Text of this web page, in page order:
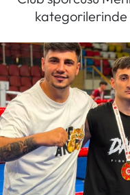
kategorilerinde
Röportaj
Manşet
Köşe Yazıları
Karikatür Galeri
BIK